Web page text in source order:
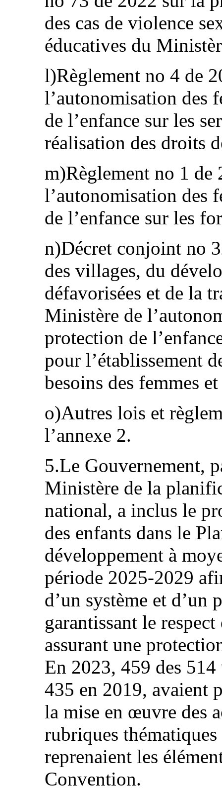
des cas de violence
éducatives du
l)Règlement no 4 de
l’autonomisation des
de l’enfance sur les
réalisation des droits
m)Règlement no 1
l’autonomisation des
de l’enfance sur les
n)Décret conjoint no
des villages, du
défavorisées et de la
Ministère de
protection de
pour l’établissement
besoins des femmes
o)Autres lois et
l’annexe 2.
5.Le Gouvernement,
Ministère de la
national, a inclus le
des enfants dans le
développement à
période 2025-2029
d’un système et d’un
garantissant le
assurant une
En 2023, 459 des
435 en 2019, avaient
la mise en œuvre des
rubriques
reprenaient les
Convention.